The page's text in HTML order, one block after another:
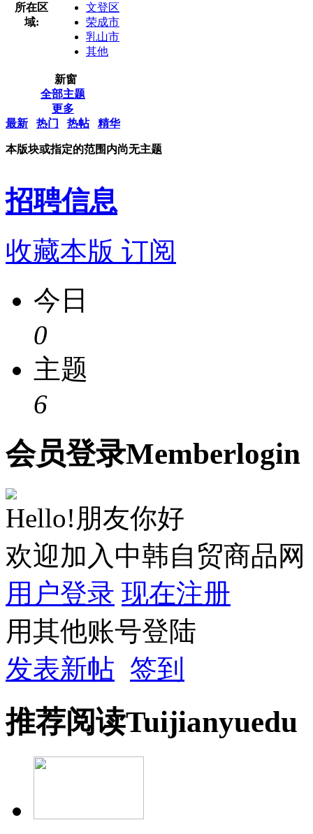
所在区
域:
文登区
荣成市
乳山市
其他
新窗
全部主题
更多
最新
热门 热帖 精华
本版块或指定的范围内尚无主题
招聘信息
收藏本版 订阅
今日
0
主题
6
会员登录Memberlogin
Hello!朋友你好
欢迎加入中韩自贸商品网
用户登录 现在注册
用其他账号登陆
发表新帖 签到
推荐阅读Tuijianyuedu